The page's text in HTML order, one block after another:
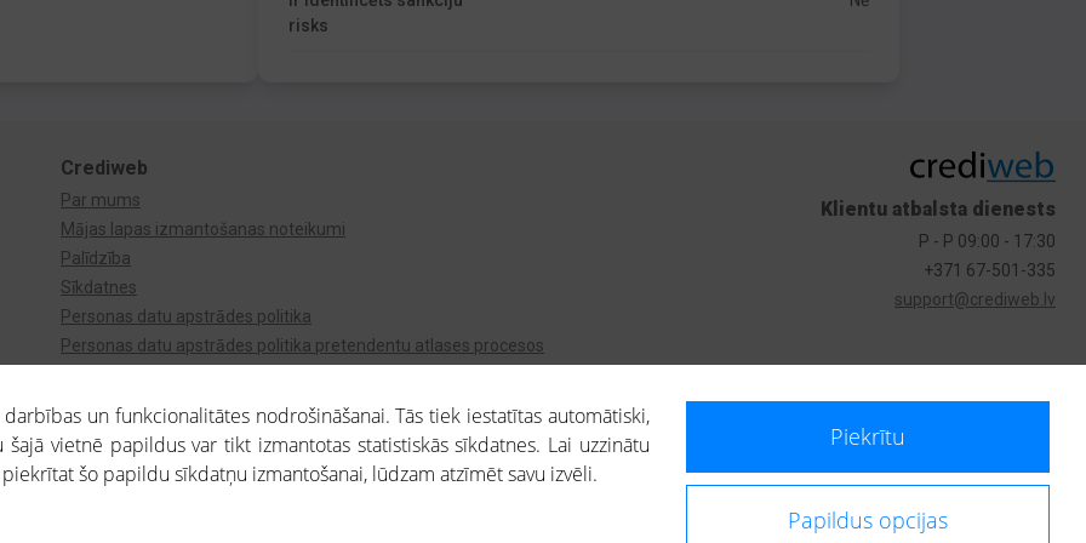
risks
Crediweb
Par mums
Mājas lapas izmantošanas noteikumi
Palīdzība
Sīkdatnes
Personas datu apstrādes politika
Personas datu apstrādes politika pretendentu atlases procesos
Klientu atbalsta dienests
P - P 09:00 - 17:30
+371 67-501-335
support@crediweb.lv
ietvaros saņemtajai informācijai ir uzziņas raksturs, un tai nav juridiska spēka. Portāla lietotājs, izmantojot portālā saņemto informāciju, ir atbildīgs par fizisko
un funkcionalitātes nodrošināšanai. Tās tiek iestatītas automātiski,
vietnē papildus var tikt izmantotas statistiskās sīkdatnes. Lai uzzinātu
piekrītat šo papildu sīkdatņu izmantošanai, lūdzam atzīmēt savu izvēli.
Piekrītu
Papildus opcijas